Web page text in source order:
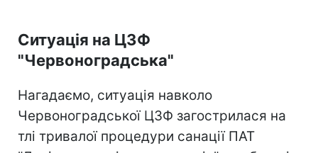
Ситуація на ЦЗФ
"Червоноградська"
Нагадаємо, ситуація навколо
Червоноградської ЦЗФ загострилася на
тлі тривалої процедури санації ПАТ